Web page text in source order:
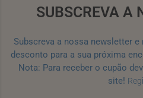
SUBSCREVA A
Subscreva a nossa newsletter e
desconto para a sua próxima
Nota: Para receber o cupão
site!